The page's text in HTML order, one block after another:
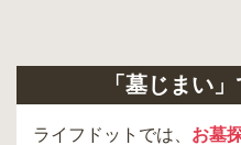
「墓じまい
ライフドットでは、 お墓